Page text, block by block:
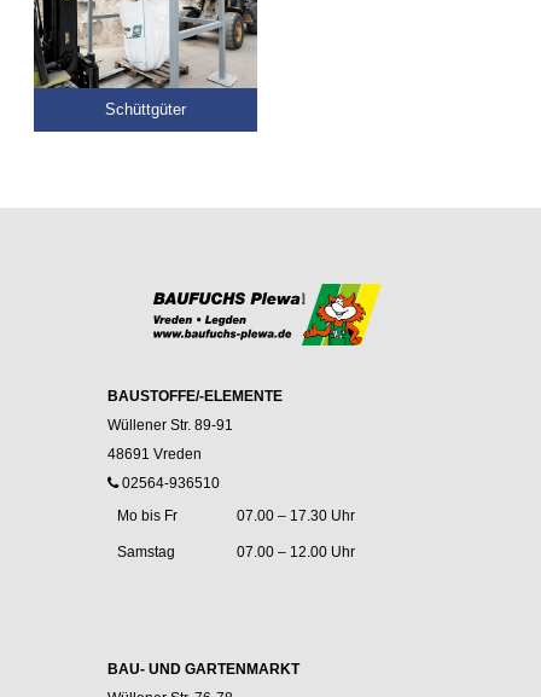
Schüttgüter
BAUSTOFFE/-ELEMENTE
Wüllener Str. 89-91
48691 Vreden
02564-936510
Mo bis Fr
07.00 – 17.30 Uhr
Samstag 07.00 – 12.00 Uhr
BAU- UND GARTENMARKT